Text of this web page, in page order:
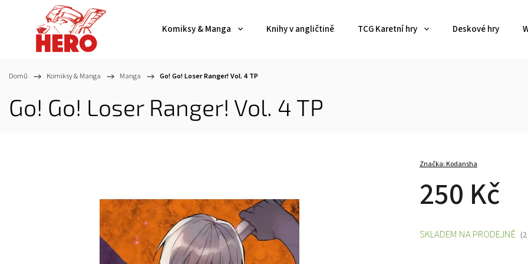
Komiksy & Manga Knihy v angličtině TCG Karetní hry Deskové hry
Domů / Komiksy & Manga / Manga / Go! Go! Loser Ranger! Vol. 4 TP
Go! Go! Loser Ranger! Vol. 4 TP
Značka:Kodansha
250 Kč
SKLADEM NA PRODEJNĚ